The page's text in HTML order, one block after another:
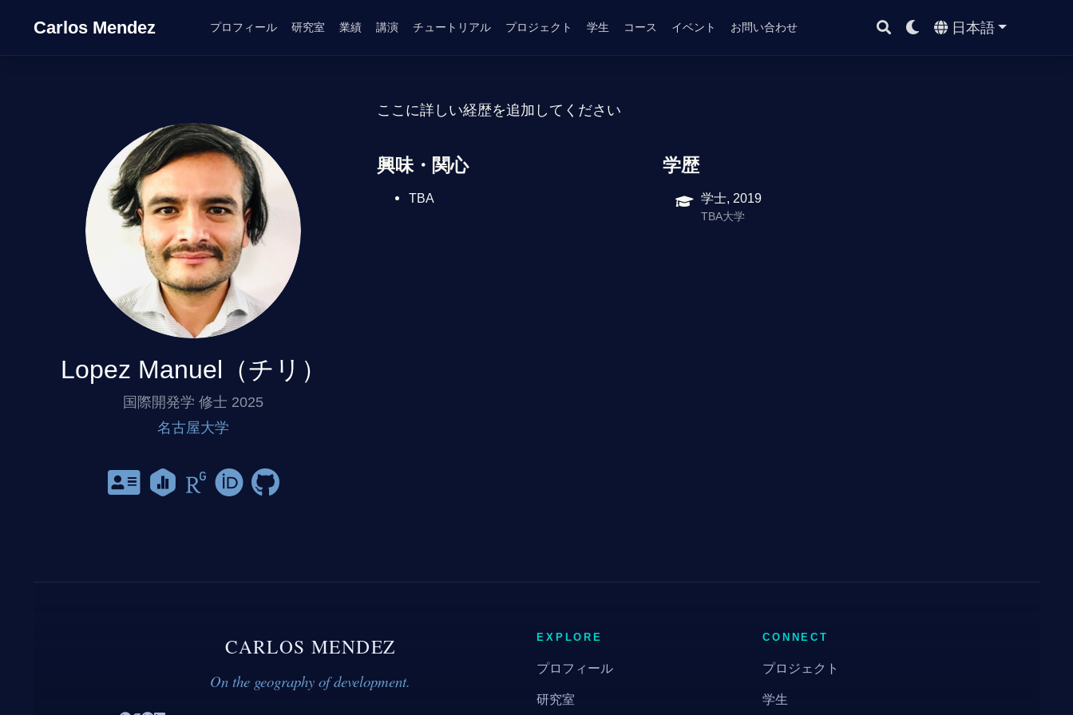
Carlos Mendez プロフィール 研究室 業績 講演 チュートリアル プロジェクト 学生 コース イベント お問い合わせ 日本語
Lopez Manuel（チリ）
国際開発学 修士 2025
名古屋大学
ここに詳しい経歴を追加してください
興味・関心
TBA
学歴
学士, 2019
TBA大学
CARLOS MENDEZ
On the geography of development.
EXPLORE
プロフィール
研究室
CONNECT
プロジェクト
学生